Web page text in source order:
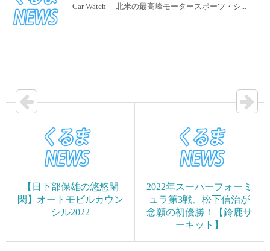
Car Watch 北米の最高峰モータースポーツ・シ...
【日下部保雄の悠悠閑
閑】オートモビルカウン
シル2022
2022年スーパーフォーミ
ュラ第3戦、松下信治が
念願の初優勝！【鈴鹿サ
ーキット】